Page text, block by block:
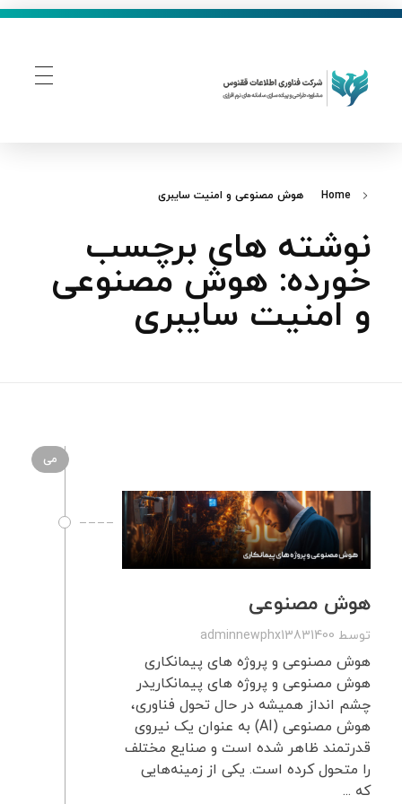
Home هوش مصنوعی و امنیت سایبری
نوشته های برچسب
خورده: هوش مصنوعی
و امنیت سایبری
می
هوش مصنوعی
توسط adminnewphx13831400
هوش مصنوعی و پروژه های پیمانکاری
هوش مصنوعی و پروژه های پیمانکاریدر
چشم انداز همیشه در حال تحول فناوری،
هوش مصنوعی (AI) به عنوان یک نیروی
قدرتمند ظاهر شده است و صنایع مختلف
را متحول کرده است. یکی از زمینه‌هایی
که ...